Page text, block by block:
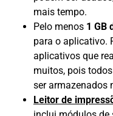
mais tempo.
Pelo menos 1 GB
para o aplicativo.
aplicativos que
muitos, pois
ser armazenados
Leitor de